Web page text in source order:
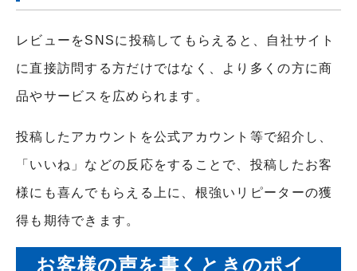
レビューをSNSに投稿してもらえると、自社サイト
に直接訪問する方だけではなく、より多くの方に商
品やサービスを広められます。
投稿したアカウントを公式アカウント等で紹介し、
「いいね」などの反応をすることで、投稿したお客
様にも喜んでもらえる上に、根強いリピーターの獲
得も期待できます。
お客様の声を書くときのポイ